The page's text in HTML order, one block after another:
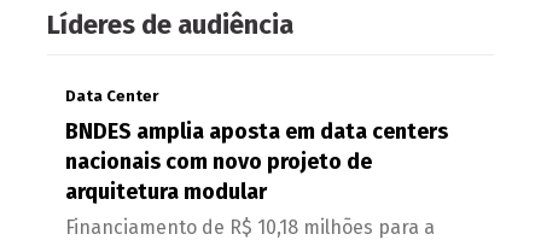
Líderes de audiência
Data Center
BNDES amplia aposta em data centers
nacionais com novo projeto de
arquitetura modular
Financiamento de R$ 10,18 milhões para a